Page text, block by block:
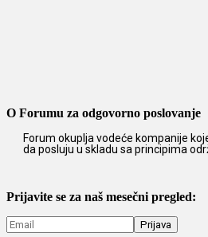
O Forumu za odgovorno poslovanje
Forum okuplja vodeće kompanije
da posluju u skladu sa principima
Prijavite se za naš mesečni pregled: